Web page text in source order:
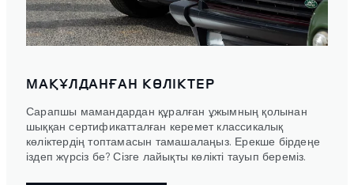
МАҚҰЛДАНҒАН КӨЛІКТЕР
Сарапшы мамандардан құралған ұжымның қолынан
шыққан сертификатталған керемет классикалық
көліктердің топтамасын тамашалаңыз. Ерекше бірдеңе
іздеп жүрсіз бе? Сізге лайықты көлікті тауып береміз.